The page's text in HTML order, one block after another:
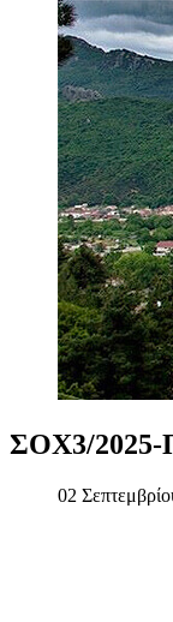
ΣΟΧ3/
02